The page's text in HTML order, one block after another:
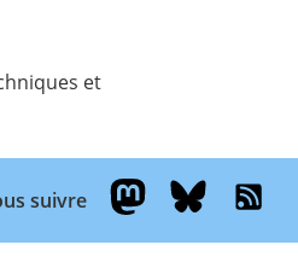
et
suivre